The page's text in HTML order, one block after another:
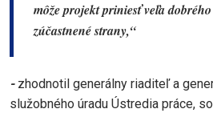
môže projekt priniesť veľa
zúčastnené strany,“
- zhodnotil generálny riaditeľ a
služobného úradu Ústredia práce,